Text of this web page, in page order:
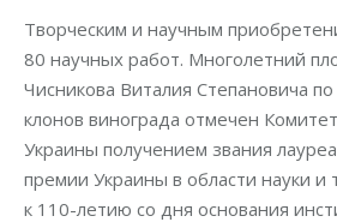
Творческим и научным
80 научных работ. Многолетний
Чисникова Виталия Степановича
клонов винограда отмечен
Украины получением звания
премии Украины в области науки и
к 110-летию со дня основания